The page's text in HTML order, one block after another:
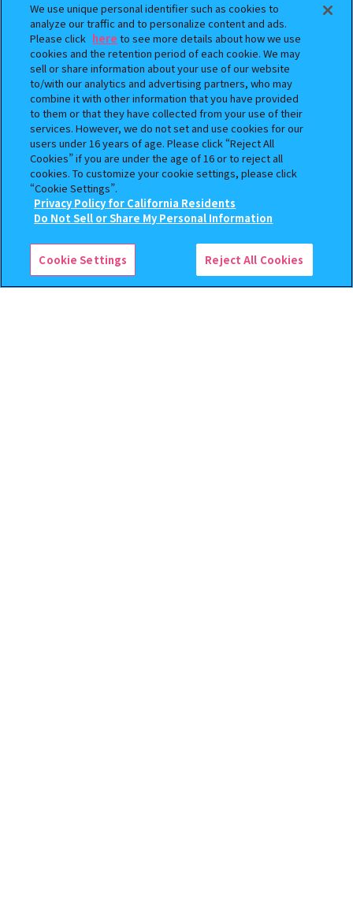
検索中の商品
【フラットガシャポン】アイドリッシュセブン
コレクタブルクリア色紙
ガシャポンバンダイオフィシャルショップ
BOOKOFF 横浜瀬谷南台店
神奈川県横浜市瀬谷区南台1-45-3
36.2km
取扱商品
ガシャポンのデパートイオンモール座間店
神奈川県座間市広野台2-10-4 イオンモール座間店 3F
36.7km
取扱商品
本屋さんのガシャポンのデパート文教堂R412
店
神奈川県厚木市林1-2-10
45.1km
ガシャポンバンダイオフィシャルショップ未
来屋書店鎌取店
We use unique personal identifier such as cookies to
analyze our traffic and to personalize content and ads.
Please click here to see more details about how we use
cookies and the retention period of each cookie. We may
sell or share information about your use of our website
to/with our analytics and advertising partners, who may
combine it with other information that you have provided
to them or that they have collected from your use of their
services. However, we do not set and use cookies for our
users under 16 years of age. Please click “Reject All
Cookies” if you are under the age of 16 or to reject all
cookies. To customize your cookie settings, please click
“Cookie Settings”.
Privacy Policy for California Residents
Do Not Sell or Share My Personal Information
Cookie Settings Reject All Cookies